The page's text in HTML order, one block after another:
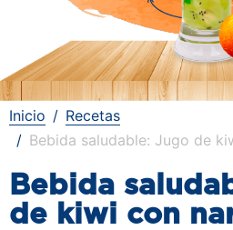
Inicio
Recetas
Bebida saludable: Jugo de
Bebida
de kiwi con